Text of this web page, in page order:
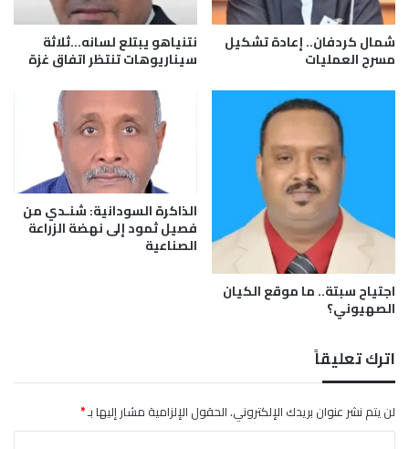
ح
د
ا
2
شمال كردفان.. إعادة تشكيل
مسرح العمليات
نتنياهو يبتلع لسانه…ثلاثة
سيناريوهات تنتظر اتفاق غزة
اجتياح سبتة.. ما موقع الكيان
الصهيوني؟
الذاكرة السودانية: شنـدي من
فصيل ثمود إلى نهضة الزراعة
الصناعية
اترك تعليقاً
لن يتم نشر عنوان بريدك الإلكتروني.الحقول الإلزامية مشار إليها بـ*